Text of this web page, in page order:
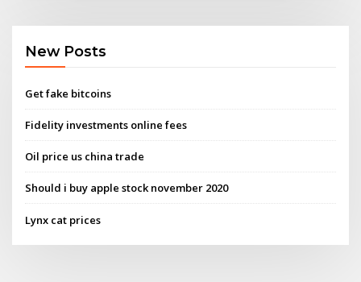
New Posts
Get fake bitcoins
Fidelity investments online fees
Oil price us china trade
Should i buy apple stock november 2020
Lynx cat prices